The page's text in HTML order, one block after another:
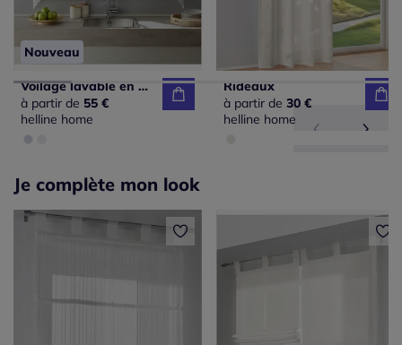
Nouveau
Voilage lavable en machine
à partir de 55 €
helline home
Rideaux
à partir de 30 €
helline home
Je complète mon look